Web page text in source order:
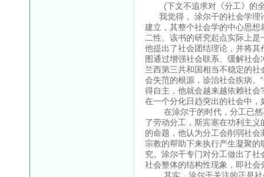
(下文不追求对《分工》的全
我觉得， 涂尔干的社会学理
建立，其整个社会学的中心思
二性。该书的研究起点实际上
他提出了社会团结理论，并将
图通过增强社会联系、缓解社
兰西第三共和国相当不稳定的
会失范的根源，诊治社会疾病
得自主，他就会越来越依赖社
在一个分化日趋突出的社会中
在涂尔于的时代，分工已然
了劳动分工，斯宾塞在功利主
的命题，他认为分工会削弱社
宗教的帮助下来执行产生凝聚
究。涂尔干专门对分工做出了
社会整体的结构性现象，即社